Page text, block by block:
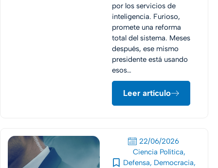
por los servicios de
inteligencia. Furioso,
promete una reforma
total del sistema. Meses
después, ese mismo
presidente está usando
esos…
Leer artículo
22/06/2026
Ciencia Política,
Defensa, Democracia,